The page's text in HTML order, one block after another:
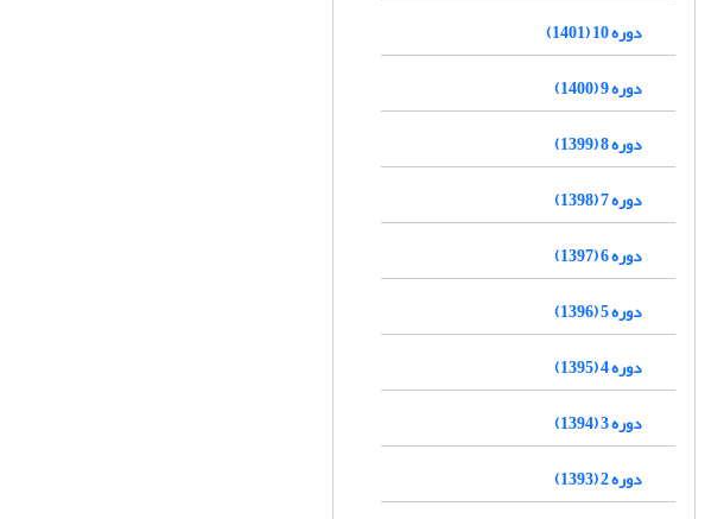
دوره 10 (1401)
دوره 9 (1400)
دوره 8 (1399)
دوره 7 (1398)
دوره 6 (1397)
دوره 5 (1396)
دوره 4 (1395)
دوره 3 (1394)
دوره 2 (1393)